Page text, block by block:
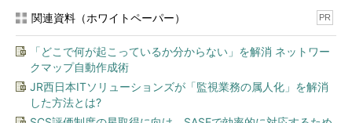
関連資料（ホワイトペーパー） PR
「どこで何が起こっているか分からない」を解消 ネットワー
クマップ自動作成術
JR西日本ITソリューションズが「監視業務の属人化」を解消
した方法とは?